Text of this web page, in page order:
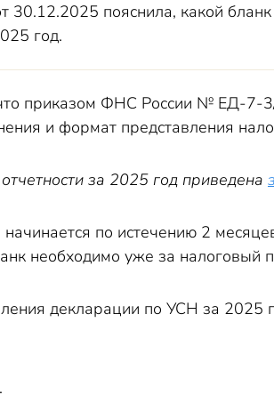
пояснила, какой бланк
год.
приказом ФНС России № ЕД-7-
и формат представления
за 2025 год приведена
по истечению 2
необходимо уже за налоговый
декларации по УСН за 2025